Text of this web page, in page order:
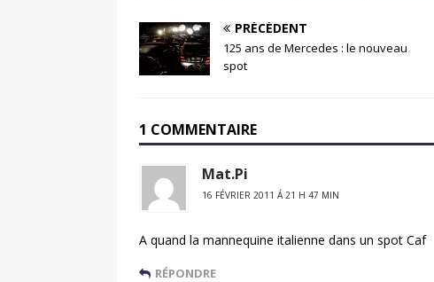
PRÉCÉDENT
125 ans de Mercedes : le nouveau
spot
1 COMMENTAIRE
Mat.Pi
16 FÉVRIER 2011 Á 21 H 47 MIN
A quand la mannequine italienne dans un spot Caf
RÉPONDRE